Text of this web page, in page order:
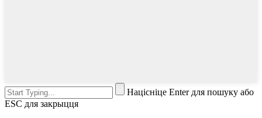
Націсніце Enter для пошуку або
ESC для закрыцця